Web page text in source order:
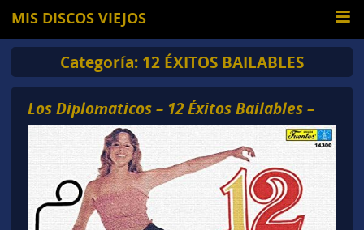
MIS DISCOS VIEJOS
Categoría: 12 ÉXITOS BAILABLES
Los Diplomaticos – 12 Éxitos Bailables –